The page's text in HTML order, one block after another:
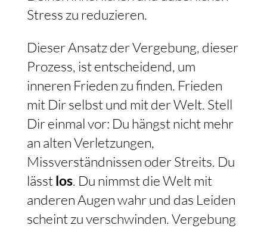
Stress zu reduzieren.
Dieser Ansatz der Vergebung, dieser
Prozess, ist entscheidend, um
inneren Frieden zu finden. Frieden
mit Dir selbst und mit der Welt. Stell
Dir einmal vor: Du hängst nicht mehr
an alten Verletzungen,
Missverständnissen oder Streits. Du
lässtlos. Du nimmst die Welt mit
anderen Augen wahr und das Leiden
scheint zu verschwinden. Vergebung